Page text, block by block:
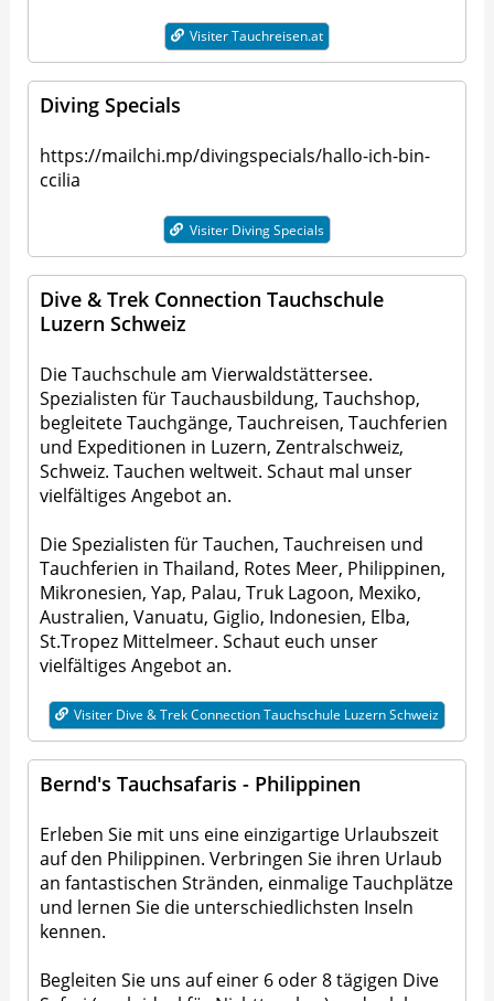
Visiter Tauchreisen.at
Diving Specials
https://mailchi.mp/divingspecials/hallo-ich-bin-
ccilia
Visiter Diving Specials
Dive & Trek Connection Tauchschule
Luzern Schweiz
Die Tauchschule am Vierwaldstättersee.
Spezialisten für Tauchausbildung, Tauchshop,
begleitete Tauchgänge, Tauchreisen, Tauchferien
und Expeditionen in Luzern, Zentralschweiz,
Schweiz. Tauchen weltweit. Schaut mal unser
vielfältiges Angebot an.
Die Spezialisten für Tauchen, Tauchreisen und
Tauchferien in Thailand, Rotes Meer, Philippinen,
Mikronesien, Yap, Palau, Truk Lagoon, Mexiko,
Australien, Vanuatu, Giglio, Indonesien, Elba,
St.Tropez Mittelmeer. Schaut euch unser
vielfältiges Angebot an.
Visiter Dive & Trek Connection Tauchschule Luzern Schweiz
Bernd's Tauchsafaris - Philippinen
Erleben Sie mit uns eine einzigartige Urlaubszeit
auf den Philippinen. Verbringen Sie ihren Urlaub
an fantastischen Stränden, einmalige Tauchplätze
und lernen Sie die unterschiedlichsten Inseln
kennen.
Begleiten Sie uns auf einer 6 oder 8 tägigen Dive